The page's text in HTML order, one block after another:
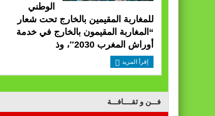
الوطني
للمغاربة المقيمين بالخارج تحت شعار
“المغاربة المقيمون بالخارج في خدمة
أوراش المغرب 2030″، وذ
إقرأ المزيد
فـــن و ثقــــافـــة